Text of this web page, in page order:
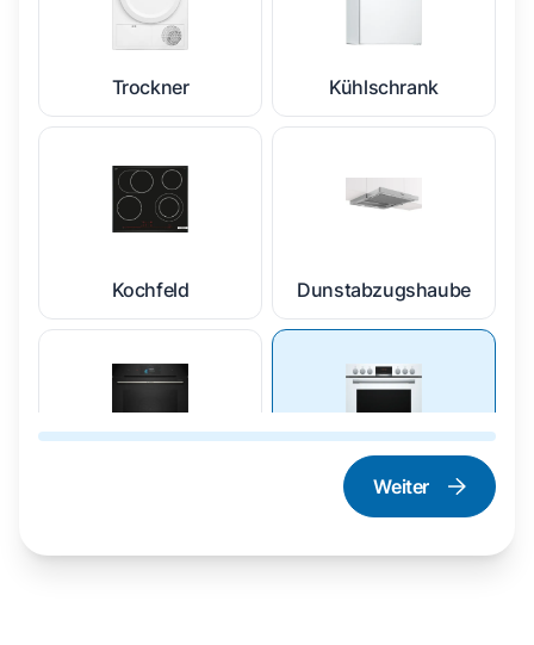
Trockner Kühlschrank
Kochfeld Dunstabzugshaube
Herd und Backofen
Weiter